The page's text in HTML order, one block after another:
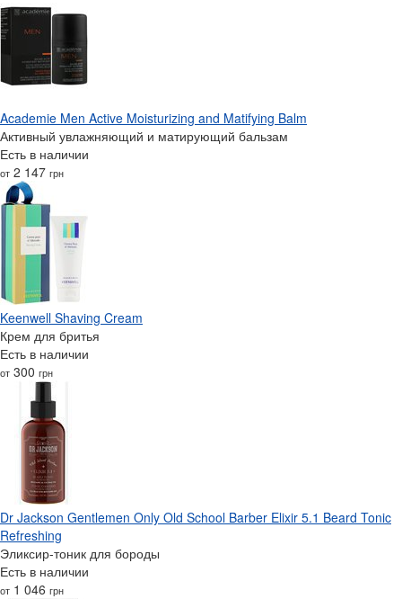
Academie Men Active Moisturizing and Matifying Balm
Активный увлажняющий и матирующий бальзам
Есть в наличии
от 2 147 грн
Keenwell Shaving Cream
Крем для бритья
Есть в наличии
от 300 грн
Dr Jackson Gentlemen Only Old School Barber Elixir 5.1 Beard Tonic
Refreshing
Эликсир-тоник для бороды
Есть в наличии
от 1 046 грн